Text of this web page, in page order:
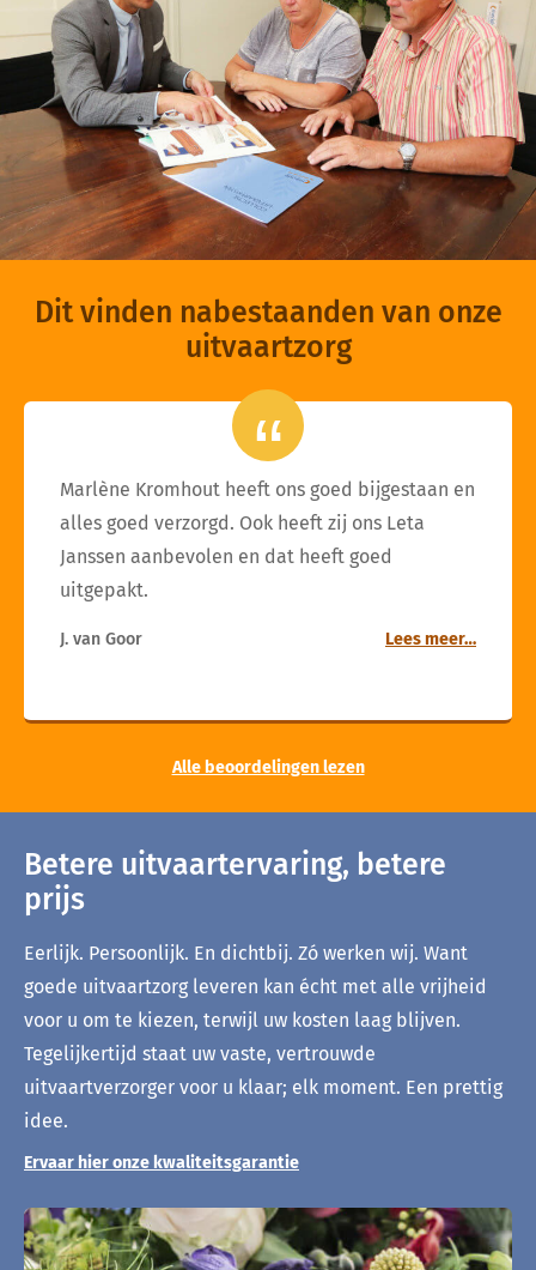
Dit vinden nabestaanden van onze
uitvaartzorg
Marlène Kromhout heeft ons goed bijgestaan en
alles goed verzorgd. Ook heeft zij ons Leta
Janssen aanbevolen en dat heeft goed
uitgepakt.
J. van Goor Lees meer…
Alle beoordelingen lezen
Betere uitvaartervaring, betere
prijs
Eerlijk. Persoonlijk. En dichtbij. Zó werken wij. Want
goede uitvaartzorg leveren kan écht met alle vrijheid
voor u om te kiezen, terwijl uw kosten laag blijven.
Tegelijkertijd staat uw vaste, vertrouwde
uitvaartverzorger voor u klaar; elk moment. Een prettig
idee.
Ervaar hier onze kwaliteitsgarantie